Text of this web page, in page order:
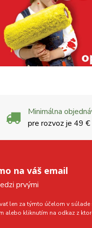
Minimálna
pre rozvoz je 49 €
na váš email
prvými
len za týmto účelom v
alebo kliknutím na odkaz z